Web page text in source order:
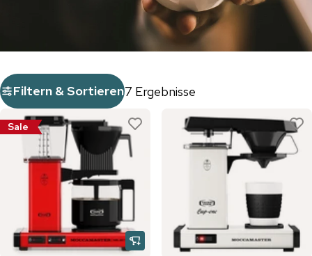
Filtern & Sortieren7 Ergebnisse
Sale